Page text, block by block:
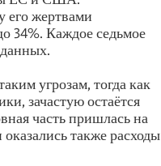
его жертвами
34%. Каждое седьмое
угрозам, тогда как
зачастую остаётся
часть пришлась на
также расходы